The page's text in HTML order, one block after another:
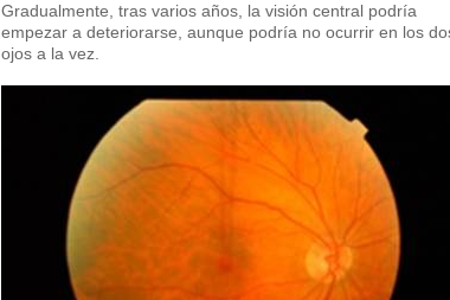
Gradualmente, tras varios años, la visión central podría
empezar a deteriorarse, aunque podría no ocurrir en los
ojos a la vez.